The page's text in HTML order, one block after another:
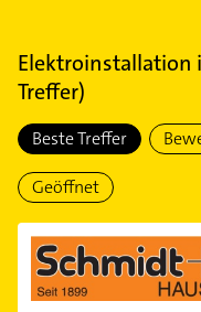
Elektroinstallation
Treffer)
Beste Treffer
Geöffnet